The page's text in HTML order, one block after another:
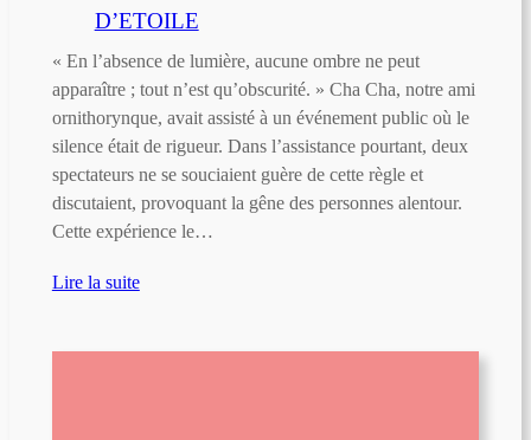
D’ETOILE
« En l’absence de lumière, aucune ombre ne peut
apparaître ; tout n’est qu’obscurité. » Cha Cha, notre ami
ornithorynque, avait assisté à un événement public où le
silence était de rigueur. Dans l’assistance pourtant, deux
spectateurs ne se souciaient guère de cette règle et
discutaient, provoquant la gêne des personnes alentour.
Cette expérience le…
Lire la suite